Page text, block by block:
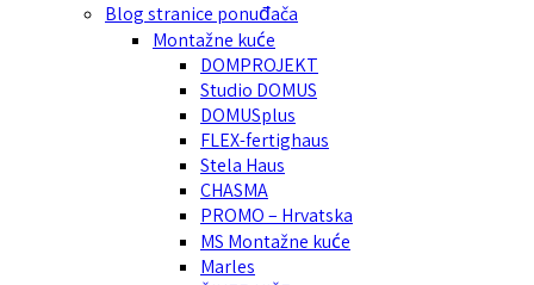
Blog stranice ponuđača
Montažne kuće
DOMPROJEKT
Studio DOMUS
DOMUSplus
FLEX-fertighaus
Stela Haus
CHASMA
PROMO – Hrvatska
MS Montažne kuće
Marles